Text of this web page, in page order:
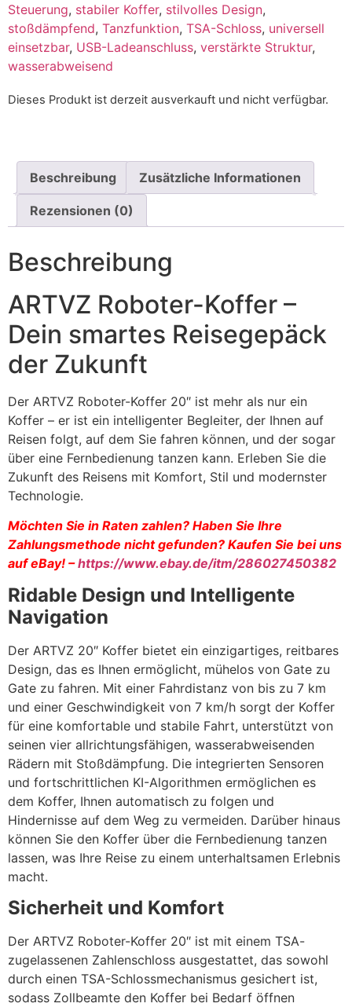
Steuerung, stabiler Koffer, stilvolles Design,
stoßdämpfend, Tanzfunktion, TSA-Schloss, universell
einsetzbar, USB-Ladeanschluss, verstärkte Struktur,
wasserabweisend
Dieses Produkt ist derzeit ausverkauft und nicht verfügbar.
Beschreibung Zusätzliche Informationen
Rezensionen (0)
Beschreibung
ARTVZ Roboter-Koffer –
Dein smartes Reisegepäck
der Zukunft
Der ARTVZ Roboter-Koffer 20″ ist mehr als nur ein
Koffer – er ist ein intelligenter Begleiter, der Ihnen auf
Reisen folgt, auf dem Sie fahren können, und der sogar
über eine Fernbedienung tanzen kann. Erleben Sie die
Zukunft des Reisens mit Komfort, Stil und modernster
Technologie.
Möchten Sie in Raten zahlen? Haben Sie Ihre
Zahlungsmethode nicht gefunden? Kaufen Sie bei uns
auf eBay! –https://www.ebay.de/itm/286027450382
Ridable Design und Intelligente
Navigation
Der ARTVZ 20″ Koffer bietet ein einzigartiges, reitbares
Design, das es Ihnen ermöglicht, mühelos von Gate zu
Gate zu fahren. Mit einer Fahrdistanz von bis zu 7 km
und einer Geschwindigkeit von 7 km/h sorgt der Koffer
für eine komfortable und stabile Fahrt, unterstützt von
seinen vier allrichtungsfähigen, wasserabweisenden
Rädern mit Stoßdämpfung. Die integrierten Sensoren
und fortschrittlichen KI-Algorithmen ermöglichen es
dem Koffer, Ihnen automatisch zu folgen und
Hindernisse auf dem Weg zu vermeiden. Darüber hinaus
können Sie den Koffer über die Fernbedienung tanzen
lassen, was Ihre Reise zu einem unterhaltsamen Erlebnis
macht.
Sicherheit und Komfort
Der ARTVZ Roboter-Koffer 20″ ist mit einem TSA-
zugelassenen Zahlenschloss ausgestattet, das sowohl
durch einen TSA-Schlossmechanismus gesichert ist,
sodass Zollbeamte den Koffer bei Bedarf öffnen